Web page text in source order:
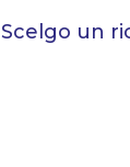
Scelgo un